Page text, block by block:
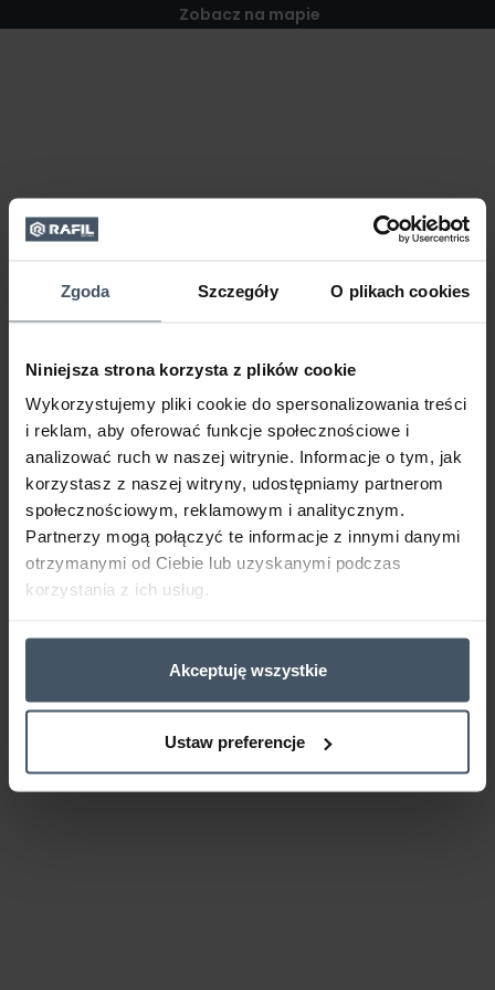
Zgoda Szczegóły O plikach cookies
Niniejsza strona korzysta z plików cookie
Wykorzystujemy pliki cookie do spersonalizowania treści
i reklam, aby oferować funkcje społecznościowe i
analizować ruch w naszej witrynie. Informacje o tym, jak
korzystasz z naszej witryny, udostępniamy partnerom
społecznościowym, reklamowym i analitycznym.
Partnerzy mogą połączyć te informacje z innymi danymi
otrzymanymi od Ciebie lub uzyskanymi podczas
korzystania z ich usług.
Akceptuję wszystkie
Ustaw preferencje
Zobacz na mapie